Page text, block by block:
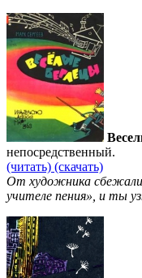
непосредственный.
(читать) (скачать)
От художника сбежали
учителе пения», и ты